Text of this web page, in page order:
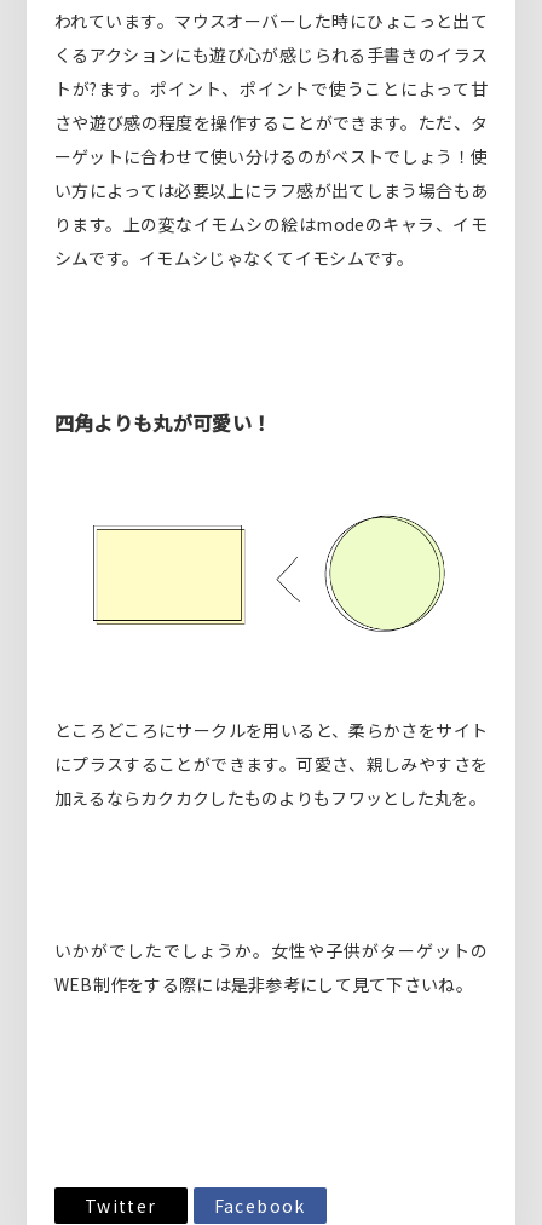
われています。マウスオーバーした時にひょこっと出て
くるアクションにも遊び心が感じられる手書きのイラス
トが?ます。ポイント、ポイントで使うことによって甘
さや遊び感の程度を操作することができます。ただ、タ
ーゲットに合わせて使い分けるのがベストでしょう！使
い方によっては必要以上にラフ感が出てしまう場合もあ
ります。上の変なイモムシの絵はmodeのキャラ、イモ
シムです。イモムシじゃなくてイモシムです。
四角よりも丸が可愛い！
ところどころにサークルを用いると、柔らかさをサイト
にプラスすることができます。可愛さ、親しみやすさを
加えるならカクカクしたものよりもフワッとした丸を。
いかがでしたでしょうか。女性や子供がターゲットの
WEB制作をする際には是非参考にして見て下さいね。
Twitter Facebook